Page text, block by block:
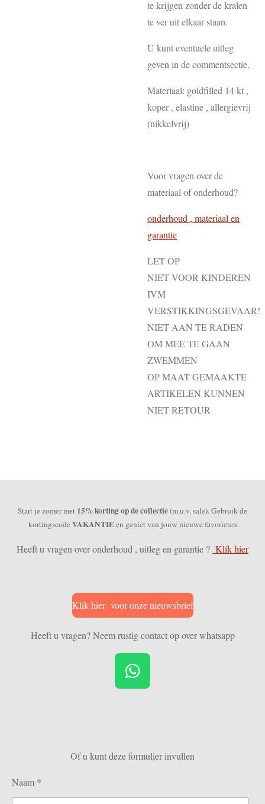
te krijgen zonder de kralen
te ver uit elkaar staan.
U kunt eventuele uitleg
geven in de commentsectie.
Materiaal: goldfilled 14 kt ,
koper , elastine , allergievrij
(nikkelvrij)
Voor vragen over de
materiaal of onderhoud?
onderhoud , materiaal en
garantie
LET OP
NIET VOOR KINDEREN
IVM
VERSTIKKINGSGEVAAR!
NIET AAN TE RADEN
OM MEE TE GAAN
ZWEMMEN
OP MAAT GEMAAKTE
ARTIKELEN KUNNEN
NIET RETOUR
Start je zomer met 15% korting op de collectie(m.u.v. sale). Gebruik de
kortingscodeVAKANTIEen geniet van jouw nieuwe favorieten
Heeft u vragen over onderhoud , uitleg en garantie ? Klik hier
Klik hier voor onze nieuwsbrief
Heeft u vragen? Neem rustig contact op over whatsapp
W
h
A
p
Of u kunt deze formulier invullen
Naam *